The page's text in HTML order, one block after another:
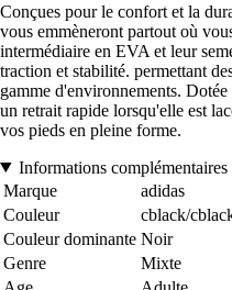
Conçues pour le confort et la
vous emmèneront partout où
intermédiaire en EVA et leur
traction et stabilité. permettant
gamme d'environnements.
un retrait rapide lorsqu'elle est
vos pieds en pleine forme.
Informations complémentaires
Marque
adidas
Couleur
cblack/
Couleur dominante Noir
Genre
Mixte